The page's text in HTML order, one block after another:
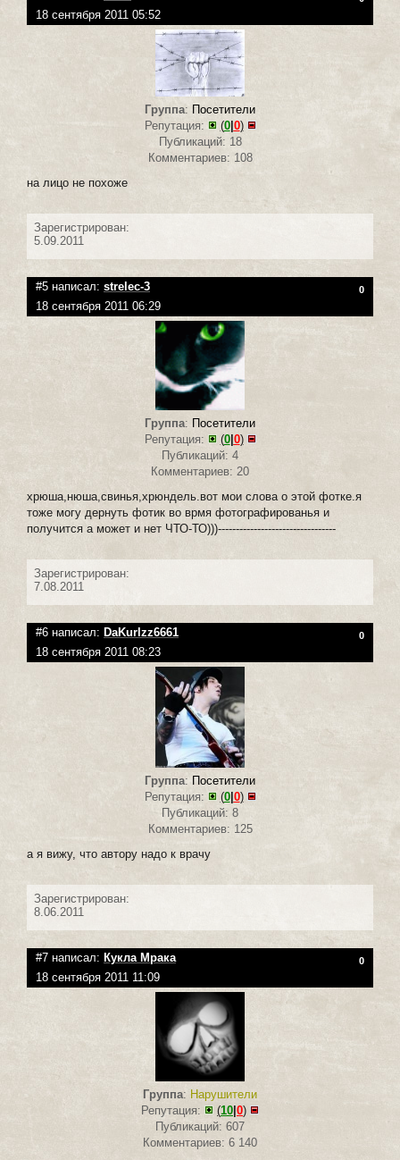
18 сентября 2011 05:52
Группа: Посетители
Репутация:
(0|0)
Публикаций: 18
Комментариев: 108
на лицо не похоже
Зарегистрирован:
5.09.2011
#5 написал: strelec-3 0
18 сентября 2011 06:29
Группа: Посетители
Репутация:
(0|0)
Публикаций: 4
Комментариев: 20
хрюша,нюша,свинья,хрюндель.вот мои слова о этой фотке.я
тоже могу дернуть фотик во врмя фотографированья и
получится а может и нет ЧТО-ТО)))---------------------------------
Зарегистрирован:
7.08.2011
#6 написал: DaKurlzz6661 0
18 сентября 2011 08:23
Группа: Посетители
Репутация:
(0| 0)
Публикаций: 8
Комментариев: 125
а я вижу, что автору надо к врачу
Зарегистрирован:
8.06.2011
#7 написал: Кукла Мрака 0
18 сентября 2011 11:09
Группа: Нарушители
Репутация:
(10 0)
Публикаций: 607
Комментариев: 6 140